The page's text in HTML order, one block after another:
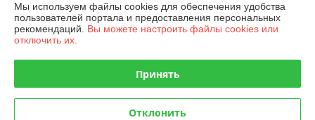
Доставка и оплата
График работы
Мы используем файлы cookies для обеспечения удобства
пользователей портала и предоставления персональных
рекомендаций. Вы можете настроить файлы cookies или
отключить их.
Принять
Отклонить